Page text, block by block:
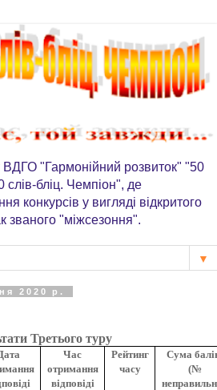
ВДГО "Гармонійний розвиток" "50
слів-бліц. Чемпіон", де
конкурсів у вигляді відкритого
званого "міжсезоння".
▼
2020 р.
Третього туру
Час
отримання
відповіді
Рейтинг
часу
Сума
(№